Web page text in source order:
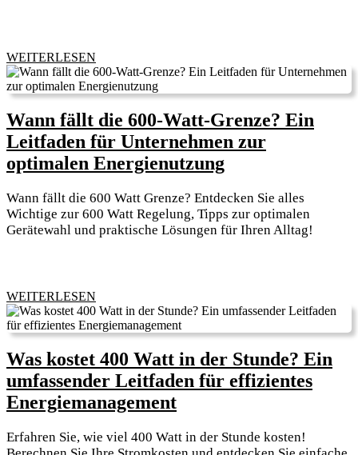
Eine
professionelle
Analyse
der
WEITERLESEN
Wann fällt die 600-Watt-Grenze? Ein
Leitfaden für Unternehmen zur
optimalen EnergienutzungWann
die
600-
Leitfaden
für
Unternehmen
zur
Wann fällt die 600 Watt Grenze? Entdecken Sie alles
Wichtige zur 600 Watt Regelung, Tipps zur optimalen
Gerätewahl und praktische Lösungen für Ihren Alltag!
WEITERLESEN
Was kostet 400 Watt in der Stunde? Ein
umfassender Leitfaden für effizientes
EnergiemanagementWas
400
Erfahren Sie, wie viel 400 Watt in der Stunde kosten!